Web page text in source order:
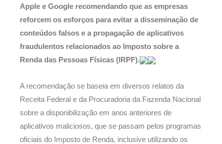
Apple e Google recomendando que as empresas
reforcem os esforços para evitar a disseminação de
conteúdos falsos e a propagação de aplicativos
fraudulentos relacionados ao Imposto sobre a
Renda das Pessoas Físicas (IRPF).
A recomendação se baseia em diversos relatos da
Receita Federal e da Procuradoria da Fazenda Nacional
sobre a disponibilização em anos anteriores de
aplicativos maliciosos, que se passam pelos programas
oficiais do Imposto de Renda, inclusive utilizando os